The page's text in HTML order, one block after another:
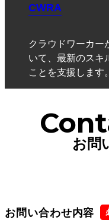
CWRA
クラウドワーカー
いて、最新のスキ
ことを支援します。
お問
お問い合わせ内容